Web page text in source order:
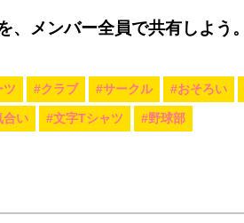
、メンバー全員で共有しよう。
ツ #クラブ #サークル #おそろい
合い #文字Tシャツ #野球部